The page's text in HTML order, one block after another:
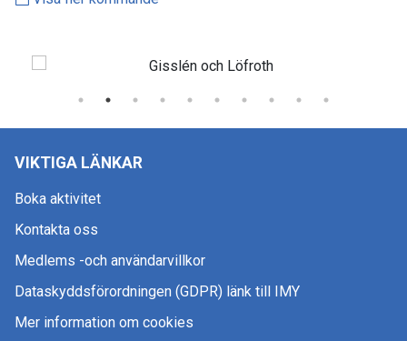
VIKTIGA LÄNKAR
Boka aktivitet
Kontakta oss
Medlems -och användarvillkor
Dataskyddsförordningen (GDPR) länk till IMY
Mer information om cookies